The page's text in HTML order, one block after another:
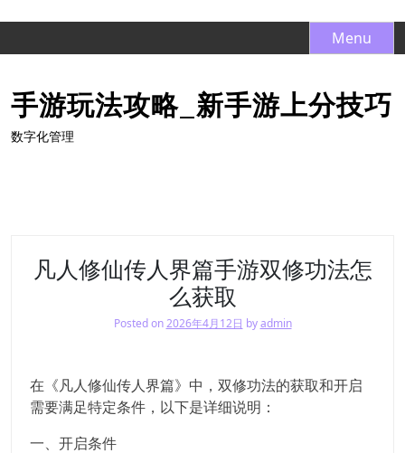
k
Menu
手游玩法攻略_新手游上分技巧
数字化管理
凡人修仙传人界篇手游双修功法怎
么获取
Posted on2026年4月12日 byadmin
在《凡人修仙传人界篇》中，双修功法的获取和开启
需要满足特定条件，以下是详细说明：
一、开启条件